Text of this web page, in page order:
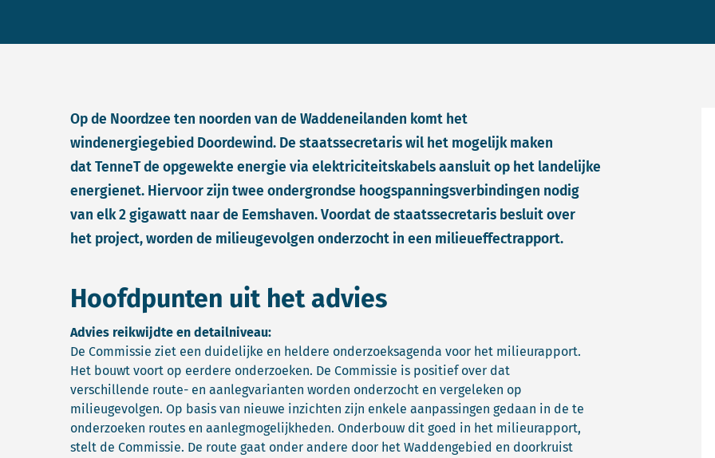
Op de Noordzee ten noorden van de Waddeneilanden komt het
windenergiegebied Doordewind. De staatssecretaris wil het mogelijk maken
dat TenneT de opgewekte energie via elektriciteitskabels aansluit op het landelijke
energienet. Hiervoor zijn twee ondergrondse hoogspanningsverbindingen nodig
van elk 2 gigawatt naar de Eemshaven. Voordat de staatssecretaris besluit over
het project, worden de milieugevolgen onderzocht in een milieueffectrapport.
Hoofdpunten uit het advies
Advies reikwijdte en detailniveau:
De Commissie ziet een duidelijke en heldere onderzoeksagenda voor het milieurapport.
Het bouwt voort op eerdere onderzoeken. De Commissie is positief over dat
verschillende route- en aanlegvarianten worden onderzocht en vergeleken op
milieugevolgen. Op basis van nieuwe inzichten zijn enkele aanpassingen gedaan in de te
onderzoeken routes en aanlegmogelijkheden. Onderbouw dit goed in het milieurapport,
stelt de Commissie. De route gaat onder andere door het Waddengebied en doorkruist